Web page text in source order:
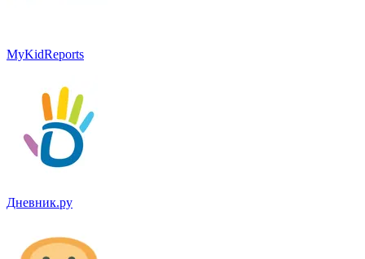
MyKidReports
Дневник.ру